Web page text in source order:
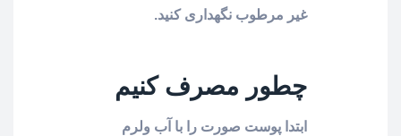
غیر مرطوب نگهداری کنید.
چطور مصرف کنیم
ابتدا پوست صورت را با آب ولرم